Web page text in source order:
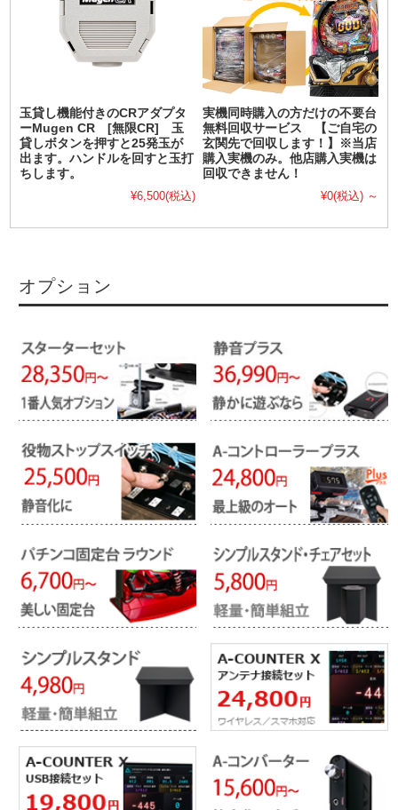
玉貸し機能付きのCRアダプタ
ーMugen CR [無限CR] 玉
貸しボタンを押すと25発玉が
出ます。ハンドルを回すと玉打
ちします。
¥6,500(税込)
実機同時購入の方だけの不要台
無料回収サービス 【ご自宅の
玄関先で回収します！】※当店
購入実機のみ。他店購入実機は
回収できません！
¥0(税込) ～
オプション